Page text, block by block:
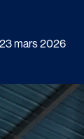
mars 2026